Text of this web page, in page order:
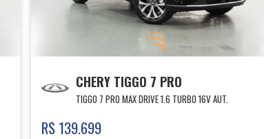
CHERY TIGGO 7 PRO
TIGGO 7 PRO MAX DRIVE 1.6 TURBO 16V AUT.
R$ 139.699